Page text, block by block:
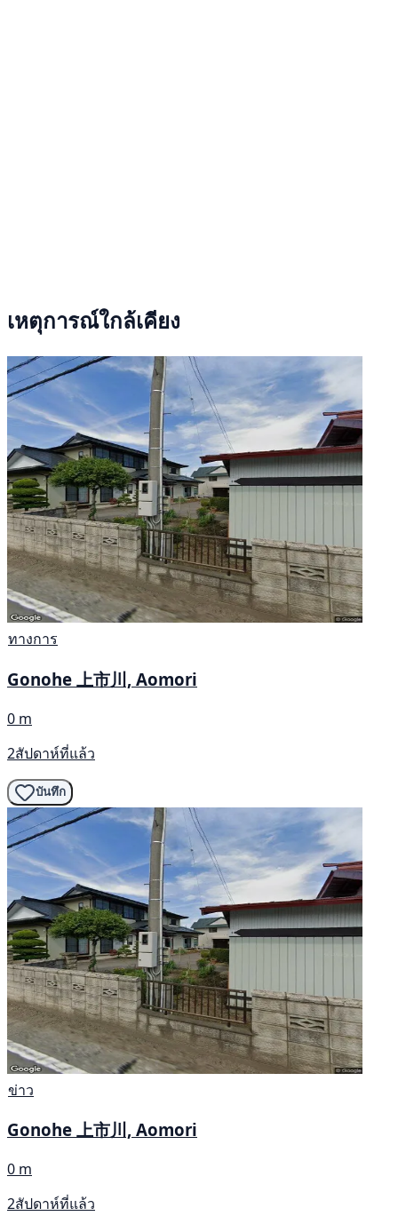
เหตุการณ์ใกล้เคียง
ทางการ
Gonohe 上市川, Aomori
0 m
2สัปดาห์ที่แล้ว
บันทึก
ข่าว
Gonohe 上市川, Aomori
0 m
2สัปดาห์ที่แล้ว